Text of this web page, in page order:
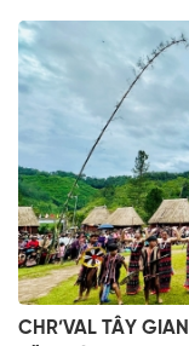
CHR’VAL TÂY